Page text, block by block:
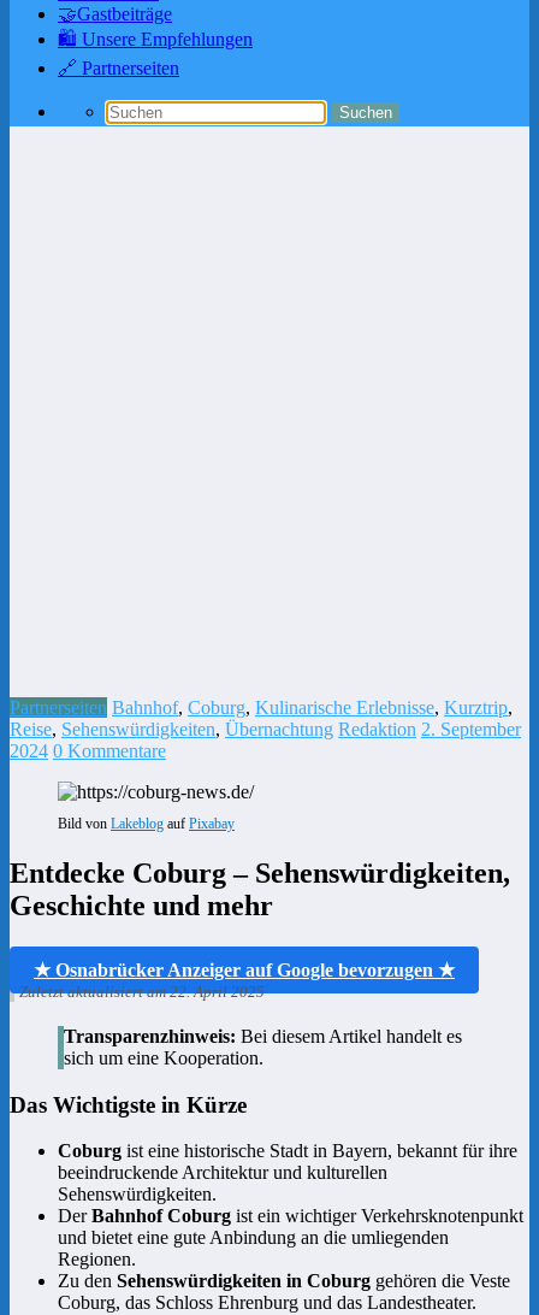
🤝Gastbeiträge
🛍️ Unsere Empfehlungen
🔗 Partnerseiten
Partnerseiten Bahnhof, Coburg, Kulinarische Erlebnisse, Kurztrip,
Reise, Sehenswürdigkeiten, Übernachtung Redaktion 2. September
2024 0 Kommentare
Bild von Lakeblog auf Pixabay
Entdecke Coburg – Sehenswürdigkeiten,
Geschichte und mehr
★ Osnabrücker Anzeiger auf Google bevorzugen ★
Zuletzt aktualisiert am 22. April 2025
Transparenzhinweis: Bei diesem Artikel handelt es
sich um eine Kooperation.
Das Wichtigste in Kürze
Coburg ist eine historische Stadt in Bayern, bekannt für ihre
beeindruckende Architektur und kulturellen
Sehenswürdigkeiten.
DerBahnhof Coburg ist ein wichtiger Verkehrsknotenpunkt
und bietet eine gute Anbindung an die umliegenden
Regionen.
Zu den Sehenswürdigkeiten in Coburg gehören die Veste
Coburg, das Schloss Ehrenburg und das Landestheater.